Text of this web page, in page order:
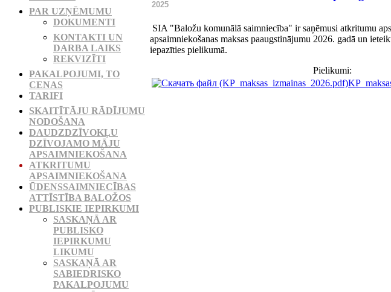
2025
SIA "Baložu komunālā saimniecība" ir saņēmusi atkritumu
apsaimniekošanas maksas paaugstinājumu 2026. gadā un
iepazīties pielikumā.
Pielikumi:
PAR UZŅĒMUMU
DOKUMENTI
KONTAKTI UN
DARBA LAIKS
REKVIZĪTI
PAKALPOJUMI, TO
CENAS
TARIFI
SKAITĪTĀJU RĀDĪJUMU
NODOŠANA
DAUDZDZĪVOKĻU
DZĪVOJAMO MĀJU
APSAIMNIEKOŠANA
ATKRITUMU
APSAIMNIEKOŠANA
ŪDENSSAIMNIECĪBAS
ATTĪSTĪBA BALOŽOS
PUBLISKIE IEPIRKUMI
SASKAŅĀ AR
PUBLISKO
IEPIRKUMU
LIKUMU
SASKAŅĀ AR
SABIEDRISKO
PAKALPOJUMU